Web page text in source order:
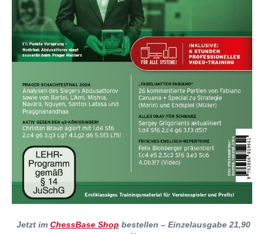
Jetzt im ChessBase Shop bestellen – Einzelausgabe 21,90